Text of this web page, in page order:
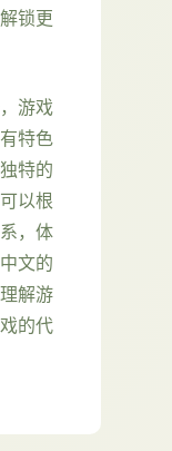
锁更
游戏
特色
特的
以根
，体
文的
解游
的代